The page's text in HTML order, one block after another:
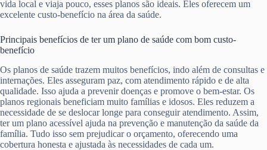
vida local e viaja pouco, esses planos são ideais. Eles oferecem um
excelente custo-benefício na área da saúde.
Principais benefícios de ter um plano de saúde com bom custo-
benefício
Os planos de saúde trazem muitos benefícios, indo além de consultas e
internações. Eles asseguram paz, com atendimento rápido e de alta
qualidade. Isso ajuda a prevenir doenças e promove o bem-estar. Os
planos regionais beneficiam muito famílias e idosos. Eles reduzem a
necessidade de se deslocar longe para conseguir atendimento. Assim,
ter um plano acessível ajuda na prevenção e manutenção da saúde da
família. Tudo isso sem prejudicar o orçamento, oferecendo uma
cobertura honesta e ajustada às necessidades de cada um.